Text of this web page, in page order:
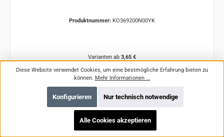
Produktnummer: KO369200N00YK
Varianten ab 3,65 €
Regulärer Preis:
Ab5,44 €
Preise inkl. MwSt. zzgl. Versandkosten
Diese Website verwendet Cookies, um eine bestmögliche Erfahrung bieten zu
können. Mehr Informationen ...
Nur technisch notwendige
Konfigurieren
Alle Cookies akzeptieren